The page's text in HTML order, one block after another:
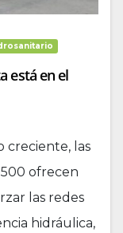
está en el
creciente, las
ofrecen
las redes
hidráulica,